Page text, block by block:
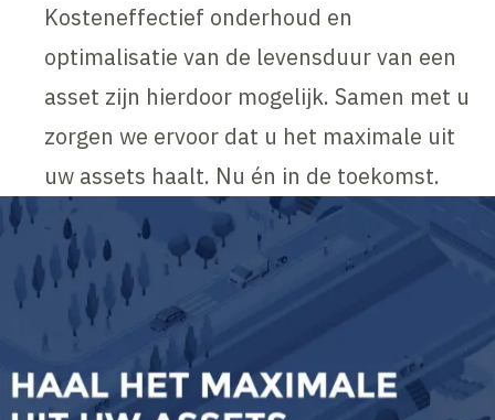
Kosteneffectief onderhoud en
optimalisatie van de levensduur van een
asset zijn hierdoor mogelijk. Samen met u
zorgen we ervoor dat u het maximale uit
uw assets haalt. Nu én in de toekomst.